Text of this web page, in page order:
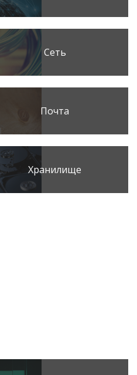
Сеть
Почта
Хранилище